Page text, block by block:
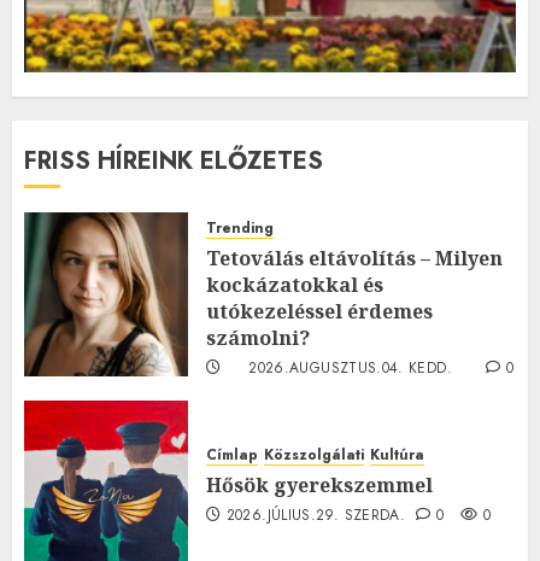
FRISS HÍREINK ELŐZETES
Trending
Tetoválás eltávolítás – Milyen
kockázatokkal és
utókezeléssel érdemes
számolni?
2026.AUGUSZTUS.04. KEDD.
0
Címlap Közszolgálati Kultúra
Hősök gyerekszemmel
2026.JÚLIUS.29. SZERDA. 0 0